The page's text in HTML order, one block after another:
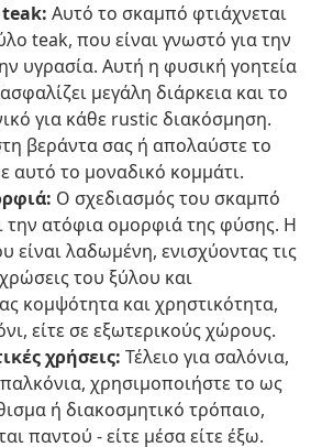
Αυτό το σκαμπό φτιάχνεται
teak, που είναι γνωστό για την
υγρασία. Αυτή η φυσική γοητεία
μεγάλη διάρκεια και το
για κάθε rustic διακόσμηση.
βεράντα σας ή απολαύστε το
αυτό το μοναδικό κομμάτι.
Ο σχεδιασμός του σκαμπό
την ατόφια ομορφιά της φύσης. Η
είναι λαδωμένη, ενισχύοντας τις
του ξύλου και
κομψότητα και χρηστικότητα,
είτε σε εξωτερικούς χώρους.
χρήσεις: Τέλειο για σαλόνια,
χρησιμοποιήστε το ως
ή διακοσμητικό τρόπαιο,
παντού - είτε μέσα είτε έξω.